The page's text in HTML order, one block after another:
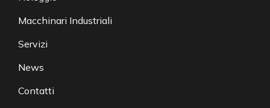
Macchinari Industriali
Servizi
News
Contatti